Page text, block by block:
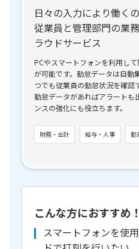
日々の入力により働く
従業員と管理部門の業
ラウドサービス
PCやスマートフォンを利用し
が可能です。勤怠データは自動
つでも従業員の勤怠状況を確認
勤怠データがあればアラートも
ンスの強化にも役立ちます。
財務・会計 給与・人事 勤
こんな方におすすめ！
スマートフォンを使